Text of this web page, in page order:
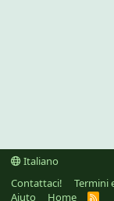
Italiano
Contattaci!
Termini
Aiuto
Home R